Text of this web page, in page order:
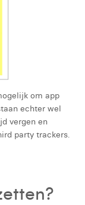
om app
echter wel
vergen en
party trackers.